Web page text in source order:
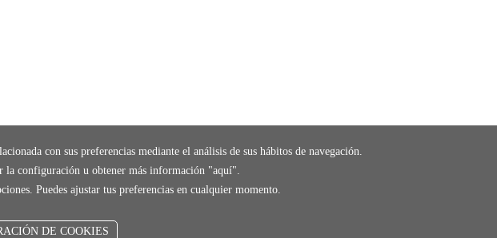
con sus preferencias mediante el análisis de sus hábitos de navegación.
la configuración u obtener más información "aquí".
Puedes ajustar tus preferencias en cualquier momento.
DE COOKIES